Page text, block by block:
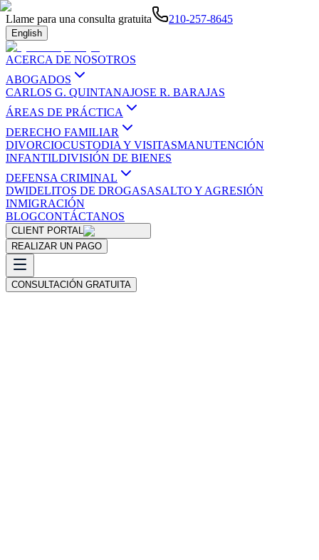
Llame para una consulta gratuita 210-257-8645
English
ACERCA DE NOSOTROS
ABOGADOS
CARLOS G. QUINTANAJOSE R. BARAJAS
ÁREAS DE PRÁCTICA
DERECHO FAMILIAR
DIVORCIOCUSTODIA Y VISITASMANUTENCIÓN
INFANTILDIVISIÓN DE BIENES
DEFENSA CRIMINAL
DWIDELITOS DE DROGASASALTO Y AGRESIÓN
INMIGRACIÓN
BLOGCONTÁCTANOS
CLIENT PORTAL
REALIZAR UN PAGO
CONSULTACIÓN GRATUITA